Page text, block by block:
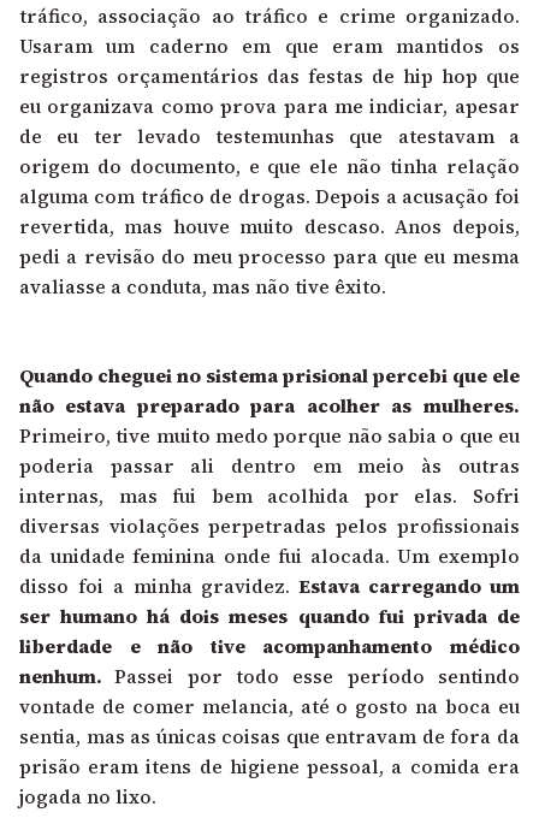
tráfico, associação ao tráfico e crime organizado.
Usaram um caderno em que eram mantidos os
registros orçamentários das festas de hip hop que
eu organizava como prova para me indiciar, apesar
de eu ter levado testemunhas que atestavam a
origem do documento, e que ele não tinha relação
alguma com tráfico de drogas. Depois a acusação foi
revertida, mas houve muito descaso. Anos depois,
pedi a revisão do meu processo para que eu mesma
avaliasse a conduta, mas não tive êxito.
Quando cheguei no sistema prisional percebi que ele
não estava preparado para acolher as mulheres.
Primeiro, tive muito medo porque não sabia o que eu
poderia passar ali dentro em meio às outras
internas, mas fui bem acolhida por elas. Sofri
diversas violações perpetradas pelos profissionais
da unidade feminina onde fui alocada. Um exemplo
disso foi a minha gravidez. Estava carregando um
ser humano há dois meses quando fui privada de
liberdade e não tive acompanhamento médico
nenhum.Passei por todo esse período sentindo
vontade de comer melancia, até o gosto na boca eu
sentia, mas as únicas coisas que entravam de fora da
prisão eram itens de higiene pessoal, a comida era
jogada no lixo.